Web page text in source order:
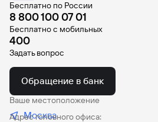
Бесплатно по России
8 800 100 07 01
Бесплатно с мобильных
400
Задать вопрос
Обращение в банк
Ваше местоположение
Москва
Адрес головного офиса: